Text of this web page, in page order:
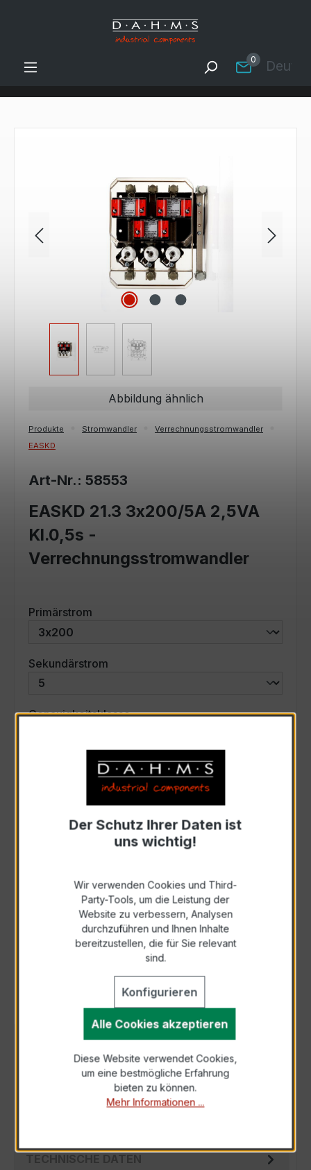
Zum Hauptinhalt springen
0
Abbildung ähnlich
Produkte Stromwandler
Verrechnungsstromwandler
EASKD
Art-Nr.: 58553
EASKD 21.3 3x200/5A 2,5VA
Kl.0,5s -
Verrechnungsstromwandler
Primärstrom
Sekundärstrom
Genauigkeitsklasseauswählen
Scheinleistung (VA)auswählen
Auswahl zurücksetzen
Anfrage schriftlich
Als PDF exportieren
Der EASKD 21.3 3x200/5A 2,5VA Kl.0,5s ist ein
kompakter, hochpräziser Niederspannungs-
Messwandler der bewährten EASKD-Serie,…
TECHNISCHE DATEN
Der Schutz Ihrer Daten ist
uns wichtig!
Wir verwenden Cookies und Third-
Party-Tools, um die Leistung der
Website zu verbessern, Analysen
durchzuführen und Ihnen Inhalte
bereitzustellen, die für Sie relevant
sind.
Konfigurieren
Alle Cookies akzeptieren
Diese Website verwendet Cookies,
um eine bestmögliche Erfahrung
bieten zu können.
Mehr Informationen ...